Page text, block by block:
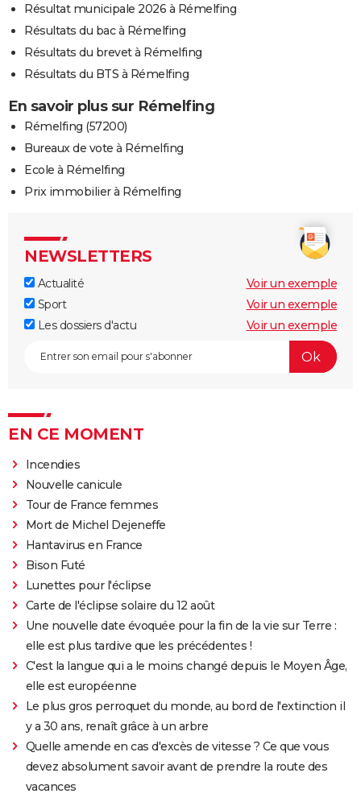
Résultat municipale 2026 à Rémelfing
Résultats du bac à Rémelfing
Résultats du brevet à Rémelfing
Résultats du BTS à Rémelfing
En savoir plus sur Rémelfing
Rémelfing (57200)
Bureaux de vote à Rémelfing
Ecole à Rémelfing
Prix immobilier à Rémelfing
NEWSLETTERS
Actualité
Voir un exemple
Sport
Voir un exemple
Les dossiers d'actu
Voir un exemple
EN CE MOMENT
Incendies
Nouvelle canicule
Tour de France femmes
Mort de Michel Dejeneffe
Hantavirus en France
Bison Futé
Lunettes pour l'éclipse
Carte de l'éclipse solaire du 12 août
Une nouvelle date évoquée pour la fin de la vie sur Terre :
elle est plus tardive que les précédentes !
C'est la langue qui a le moins changé depuis le Moyen Âge,
elle est européenne
Le plus gros perroquet du monde, au bord de l'extinction il
y a 30 ans, renaît grâce à un arbre
Quelle amende en cas d'excès de vitesse ? Ce que vous
devez absolument savoir avant de prendre la route des
vacances